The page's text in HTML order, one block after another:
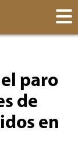
paro
de
en